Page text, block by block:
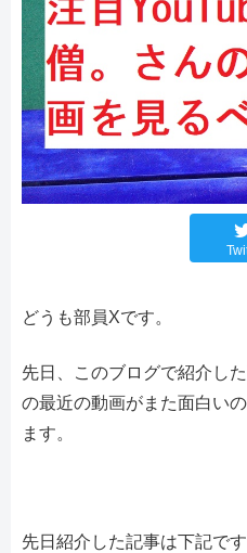
どうも部員Xです。
先日、このブログで紹介した
の最近の動画がまた面白い
ます。
先日紹介した記事は下記で